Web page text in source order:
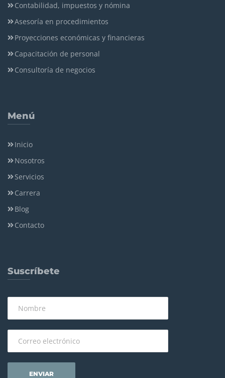
Contabilidad, impuestos y nómina
Asesoría en procedimientos
Proyecciones económicas y financieras
Capacitación de personal
Consultoría de negocios
Menú
Inicio
Nosotros
Servicios
Carrera
Blog
Contacto
Suscríbete